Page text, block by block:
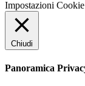
Impostazioni Cookie
Chiudi
Panoramica